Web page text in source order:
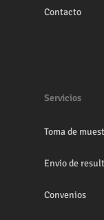
Contacto
Servicios
Toma de
Envio de
Convenios